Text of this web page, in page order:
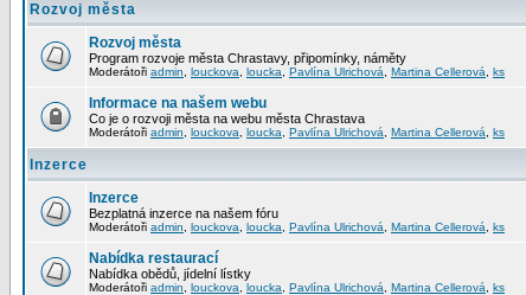
Rozvoj města
Rozvoj města
Program rozvoje města Chrastavy, připomínky, náměty
Moderátoři admin louckova loucka Pavlína Ulrichová Martina Cellerová ks
Informace na našem webu
Co je o rozvoji města na webu města Chrastava
Moderátoři admin louckova loucka Pavlína Ulrichová Martina Cellerová ks
Inzerce
Inzerce
Bezplatná inzerce na našem fóru
Moderátoři admin louckova loucka Pavlína Ulrichová Martina Cellerová ks
Nabídka restaurací
Nabídka obědů, jídelní lístky
Moderátoři admin louckova loucka Pavlína Ulrichová Martina Cellerová ks